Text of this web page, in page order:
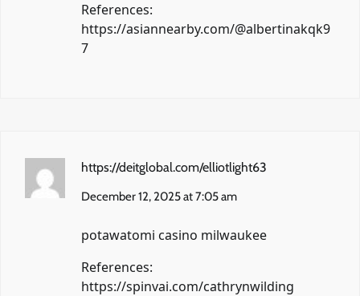
References:
https://asiannearby.com/@albertinakqk9
7
https://deitglobal.com/elliotlight63
December 12, 2025 at 7:05 am
potawatomi casino milwaukee
References:
https://spinvai.com/cathrynwilding